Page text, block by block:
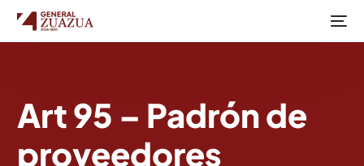
Art 95 – Padrón de
proveedores